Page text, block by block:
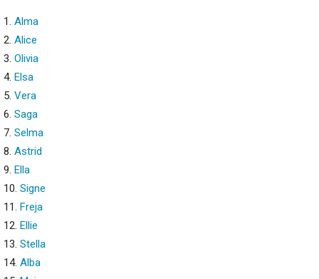
1. Alma
2. Alice
3. Olivia
4. Elsa
5. Vera
6. Saga
7. Selma
8. Astrid
9. Ella
10. Signe
11. Freja
12. Ellie
13. Stella
14. Alba